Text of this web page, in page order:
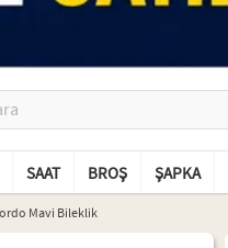
SAAT BROŞ ŞAPKA
Mavi Bileklik